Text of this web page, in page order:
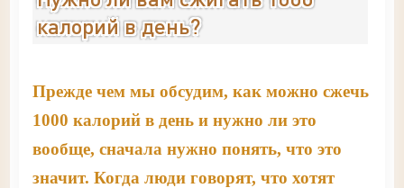
калорий в день?
Прежде чем мы обсудим, как можно сжечь
1000 калорий в день и нужно ли это
вообще, сначала нужно понять, что это
значит. Когда люди говорят, что хотят